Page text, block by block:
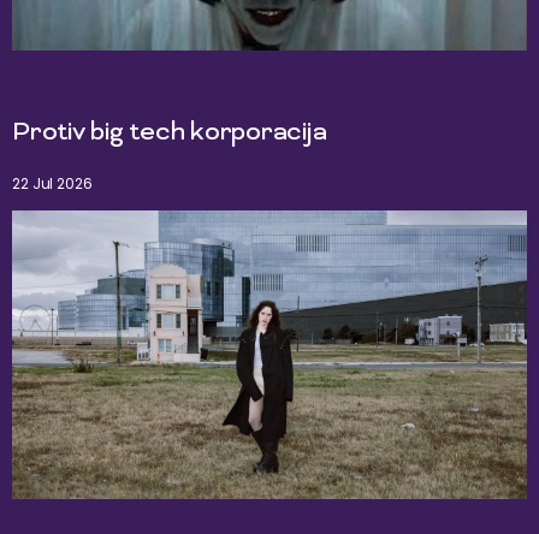
Protiv big tech korporacija
22 Jul 2026